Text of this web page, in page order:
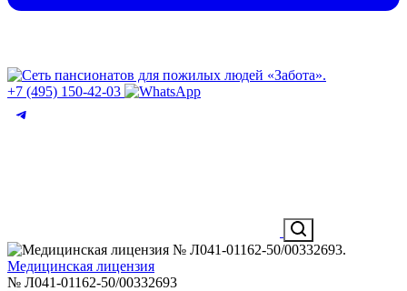
+7 (495) 150-42-03
Медицинская лицензия
№ Л041-01162-50/00332693